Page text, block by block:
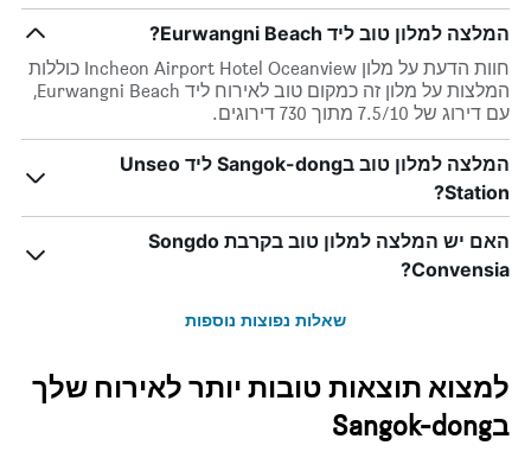
המציגים
את
ימי
השבוע.
התרשים
כולל
ציר
Y
המציג
את
מחיר
הממוצע
המלצה למלון טוב ליד Eurwangni Beach?
חוות הדעת על מלון Incheon Airport Hotel Oceanview כוללות
המלצות על מלון זה כמקום טוב לאירוח ליד Eurwangni Beach,
עם דירוג של 7.5/10 מתוך 730 דירוגים.
המלצה למלון טוב בSangok-dong ליד Unseo
Station?
האם יש המלצה למלון טוב בקרבת Songdo
Convensia?
שאלות נפוצות נוספות
למצוא תוצאות טובות יותר לאירוח שלך
בSangok-dong